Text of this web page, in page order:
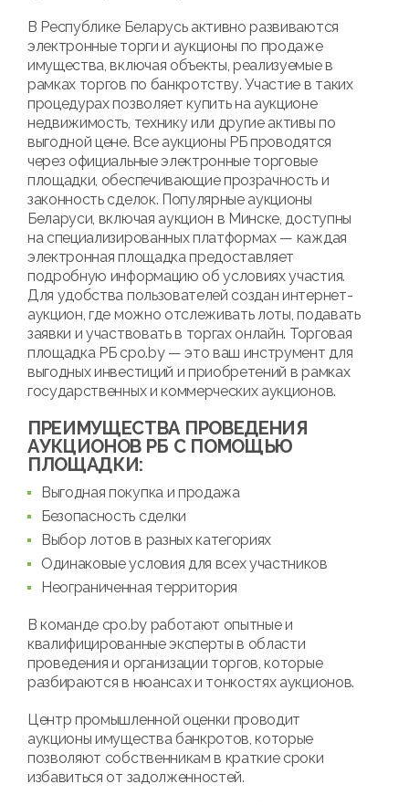
В Республике Беларусь активно развиваются
электронные торги и аукционы по продаже
имущества, включая объекты, реализуемые в
рамках торгов по банкротству. Участие в таких
процедурах позволяет купить на аукционе
недвижимость, технику или другие активы по
выгодной цене. Все аукционы РБ проводятся
через официальные электронные торговые
площадки, обеспечивающие прозрачность и
законность сделок. Популярные аукционы
Беларуси, включая аукцион в Минске, доступны
на специализированных платформах — каждая
электронная площадка предоставляет
подробную информацию об условиях участия.
Для удобства пользователей создан интернет-
аукцион, где можно отслеживать лоты, подавать
заявки и участвовать в торгах онлайн. Торговая
площадка РБ cpo.by — это ваш инструмент для
выгодных инвестиций и приобретений в рамках
государственных и коммерческих аукционов.
ПРЕИМУЩЕСТВА ПРОВЕДЕНИЯ
АУКЦИОНОВ РБ С ПОМОЩЬЮ
ПЛОЩАДКИ:
Выгодная покупка и продажа
Безопасность сделки
Выбор лотов в разных категориях
Одинаковые условия для всех участников
Неограниченная территория
В команде cpo.by работают опытные и
квалифицированные эксперты в области
проведения и организации торгов, которые
разбираются в нюансах и тонкостях аукционов.
Центр промышленной оценки проводит
аукционы имущества банкротов, которые
позволяют собственникам в краткие сроки
избавиться от задолженностей.